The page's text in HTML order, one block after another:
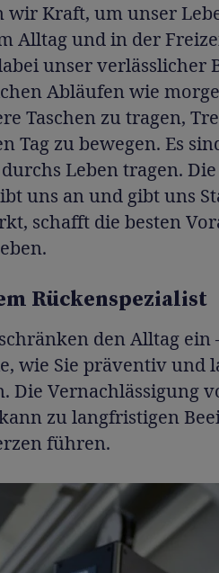
wir Kraft, um unser
Alltag und in der
unser verlässlicher
Abläufen wie
Taschen zu tragen,
Tag zu bewegen. Es
Leben tragen.
uns an und gibt uns
schafft die besten
Rückenspezialist
den Alltag
wie Sie präventiv und
Die Vernachlässigung
zu langfristigen
führen.